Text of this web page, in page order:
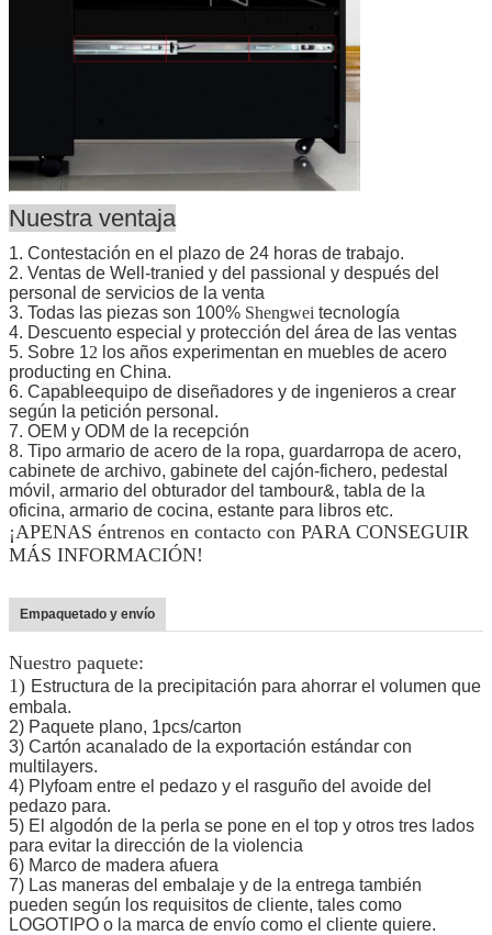
Nuestra ventaja
1. Contestación en el plazo de 24 horas de trabajo.
2. Ventas de Well-tranied y del passional y después del
personal de servicios de la venta
3. Todas las piezas son 100% Shengwei tecnología
4. Descuento especial y protección del área de las ventas
5. Sobre 12 los años experimentan en muebles de acero
producting en China.
6. Capableequipo de diseñadores y de ingenieros a crear
según la petición personal.
7. OEM y ODM de la recepción
8. Tipo armario de acero de la ropa, guardarropa de acero,
cabinete de archivo, gabinete del cajón-fichero, pedestal
móvil, armario del obturador del tambour&, tabla de la
oficina, armario de cocina, estante para libros etc.
¡APENAS éntrenos en contacto con PARA CONSEGUIR
MÁS INFORMACIÓN!
Empaquetado y envío
Nuestro paquete:
1) Estructura de la precipitación para ahorrar el volumen que
embala.
2) Paquete plano, 1pcs/carton
3) Cartón acanalado de la exportación estándar con
multilayers.
4) Plyfoam entre el pedazo y el rasguño del avoide del
pedazo para.
5) El algodón de la perla se pone en el top y otros tres lados
para evitar la dirección de la violencia
6) Marco de madera afuera
7) Las maneras del embalaje y de la entrega también
pueden según los requisitos de cliente, tales como
LOGOTIPO o la marca de envío como el cliente quiere.